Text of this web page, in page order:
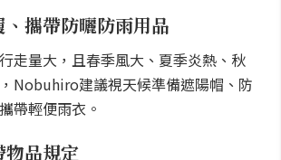
攜帶防曬防雨用品
走量大，且春季風大、夏季炎熱、秋
Nobuhiro建議視天候準備遮陽帽、防
帶輕便雨衣。
物品規定